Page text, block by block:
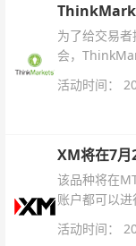
为了给交易
会，
银交易！本
杆配置、支
活动时间：
XM将在7月
该品种将在
账户都可以进
活动时间：